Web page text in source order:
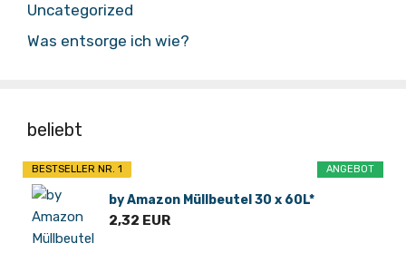
Uncategorized
Was entsorge ich wie?
beliebt
ANGEBOT
BESTSELLER NR. 1
by Amazon Müllbeutel 30 x 60L*
2,32 EUR